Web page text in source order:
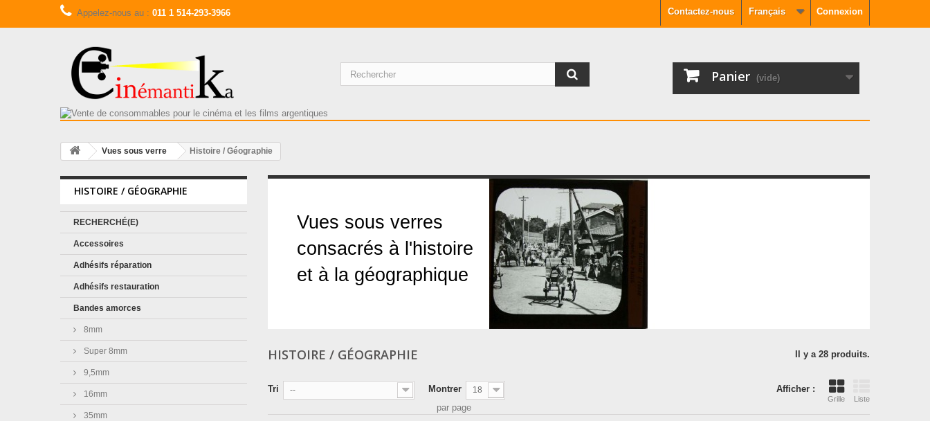
Connexion
Français
Contactez-nous
Appelez-nous au : 011 1 514-293-3966
Panier (vide)
Vues sous verre Histoire / Géographie
HISTOIRE / GÉOGRAPHIE
RECHERCHÉ(E)
Accessoires
Adhésifs réparation
Adhésifs restauration
Bandes amorces
8mm
Super 8mm
9,5mm
16mm
35mm
Vues sous verres
consacrés à l'histoire
et à la géographique
HISTOIRE / GÉOGRAPHIE Il y a 28 produits.
Afficher :
Grille Liste
Tri -- Montrer 18
par page